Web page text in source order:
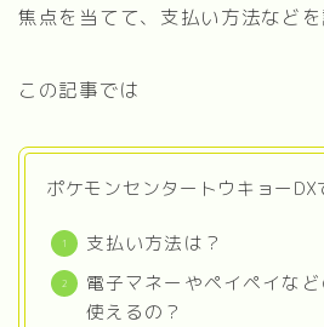
焦点を当てて、支払い方法などを
この記事では
ポケモンセンタートウキョーDX
支払い方法は？
電子マネーやペイペイな
使えるの？